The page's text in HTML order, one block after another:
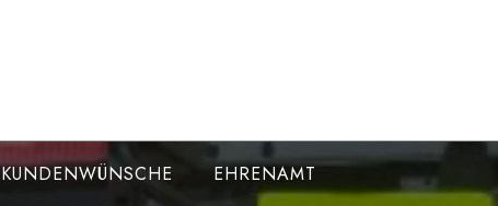
KUNDENWÜNSCHE EHRENAMT